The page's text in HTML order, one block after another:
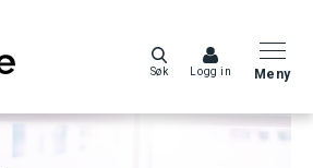
Søk Logg in Meny